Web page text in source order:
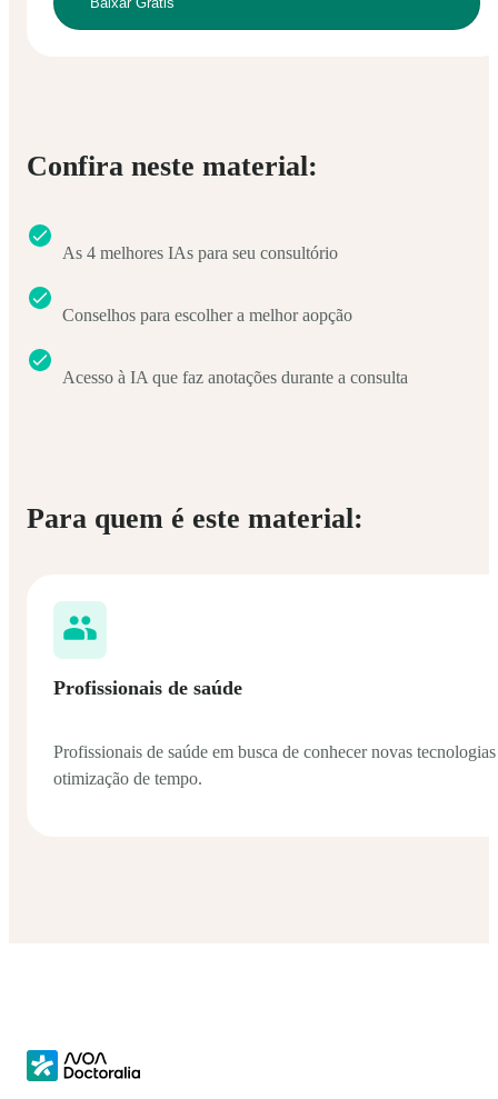
Confira neste material:
As 4 melhores IAs para seu consultório
Conselhos para escolher a melhor aopção
Acesso à IA que faz anotações durante a consulta
Para quem é este material:
Profissionais de saúde
Profissionais de saúde em busca de conhecer novas
otimização de tempo.